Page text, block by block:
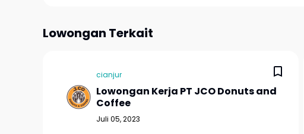
Lowongan Terkait
cianjur
Lowongan Kerja PT JCO Donuts and
Coffee
Juli 05, 2023